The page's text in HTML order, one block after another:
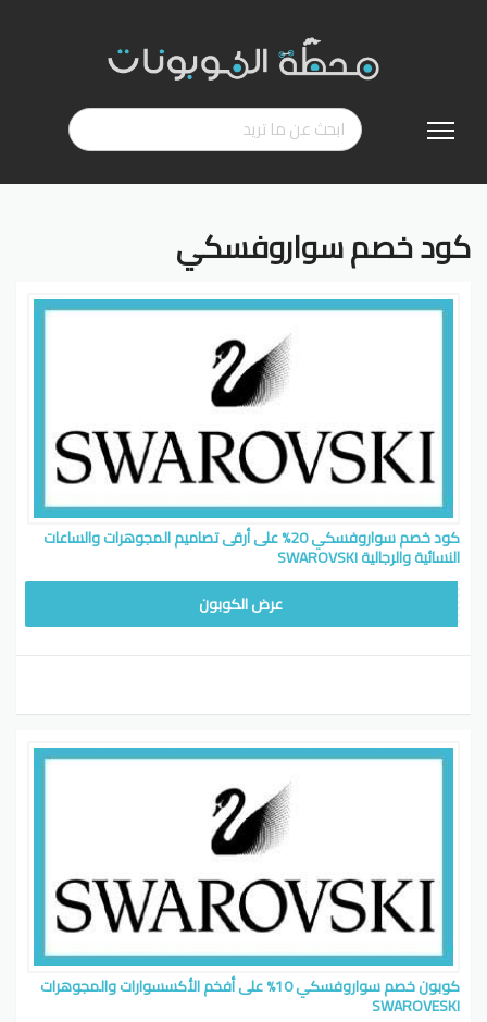
إلى
كود خصم سواروفسكي
كود خصم سواروفسكي 20% على أرقى تصاميم المجوهرات والساعات
النسائية والرجالية SWAROVSKI
عرض الكوبون
كوبون خصم سواروفسكي 10% على أفخم الأكسسوارات والمجوهرات
SWAROVESKI